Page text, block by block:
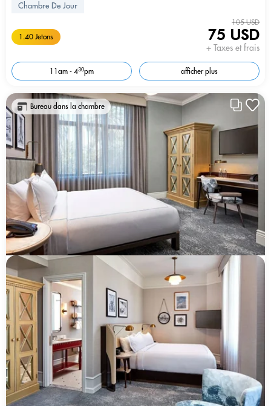
Chambre De Jour
1.40 Jetons
105 USD
75 USD
+ Taxes et frais
11am - 430pm afficher plus
Bureau dans la chambre